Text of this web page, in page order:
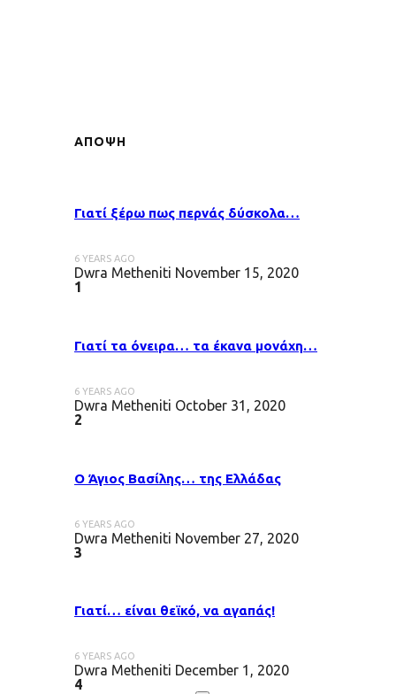
ΑΠΟΨΗ
Γιατί ξέρω πως περνάς δύσκολα…
6 YEARS AGO
Dwra Metheniti November 15, 2020
1
Γιατί τα όνειρα… τα έκανα μονάχη…
6 YEARS AGO
Dwra Metheniti October 31, 2020
2
Ο Άγιος Βασίλης… της Ελλάδας
6 YEARS AGO
Dwra Metheniti November 27, 2020
3
Γιατί… είναι θεϊκό, να αγαπάς!
6 YEARS AGO
Dwra Metheniti December 1, 2020
4